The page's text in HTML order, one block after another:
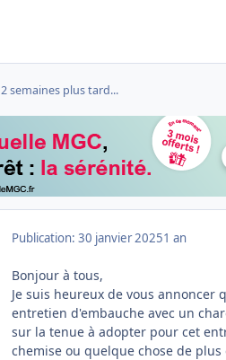
2 semaines plus tard...
Publication: 30 janvier 20251 an
Bonjour à tous,
Je suis heureux de vous annoncer
entretien d'embauche avec un
sur la tenue à adopter pour cet
chemise ou quelque chose de